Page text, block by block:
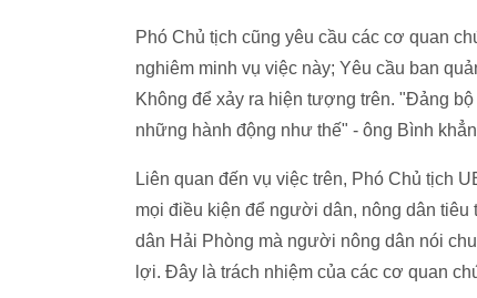
Phó Chủ tịch cũng yêu cầu các cơ quan
nghiêm minh vụ việc này; Yêu cầu ban
Không để xảy ra hiện tượng trên. "Đảng
những hành động như thế" - ông Bình
Liên quan đến vụ việc trên, Phó Chủ tịch
mọi điều kiện để người dân, nông dân
dân Hải Phòng mà người nông dân nói
lợi. Đây là trách nhiệm của các cơ quan